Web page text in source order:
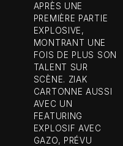
APRÈS UNE
PREMIÈRE PARTIE
EXPLOSIVE,
MONTRANT UNE
FOIS DE PLUS SON
TALENT SUR
SCÈNE. ZIAK
CARTONNE AUSSI
AVEC UN
FEATURING
EXPLOSIF AVEC
GAZO, PRÉVU